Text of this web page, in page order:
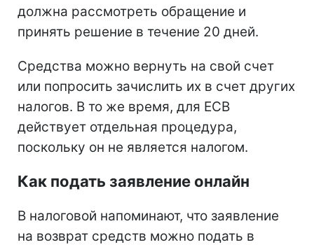
должна рассмотреть обращение и
принять решение в течение 20 дней.
Средства можно вернуть на свой счет
или попросить зачислить их в счет других
налогов. В то же время, для ЕСВ
действует отдельная процедура,
поскольку он не является налогом.
Как подать заявление онлайн
В налоговой напоминают, что заявление
на возврат средств можно подать в